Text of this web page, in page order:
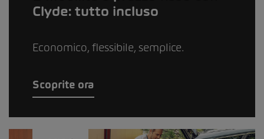
Clyde: tutto incluso
Economico, flessibile, semplice.
Scoprite ora